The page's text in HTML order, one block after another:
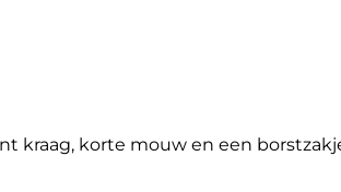
kraag, korte mouw en een